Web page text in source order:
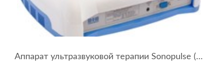
Аппарат ультразвуковой терапии Sonopulse (мультичастотный 1 и 3 Мгц)